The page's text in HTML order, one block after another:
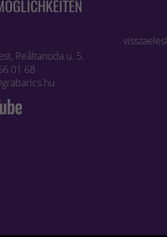
Reáltanoda u. 5.
01 68